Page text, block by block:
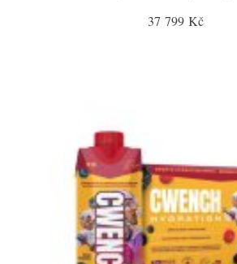
37 799 Kč